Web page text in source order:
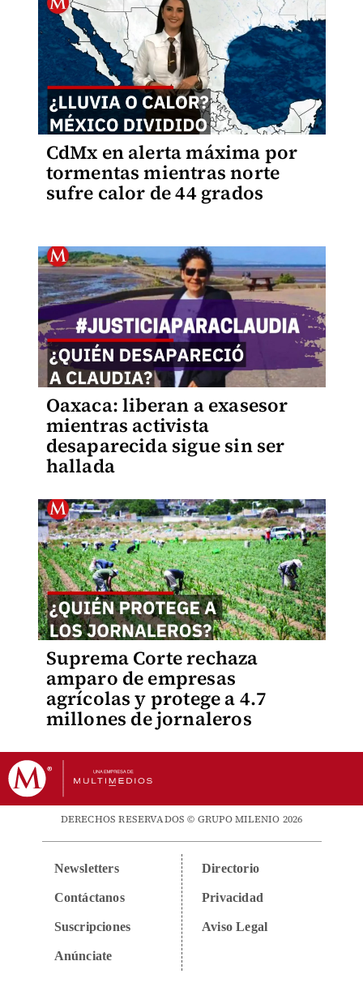
CdMx en alerta máxima por
tormentas mientras norte
sufre calor de 44 grados
Oaxaca: liberan a exasesor
mientras activista
desaparecida sigue sin ser
hallada
Suprema Corte rechaza
amparo de empresas
agrícolas y protege a 4.7
millones de jornaleros
DERECHOS RESERVADOS © GRUPO MILENIO 2026
Newsletters
Contáctanos
Suscripciones
Anúnciate
Directorio
Privacidad
Aviso Legal